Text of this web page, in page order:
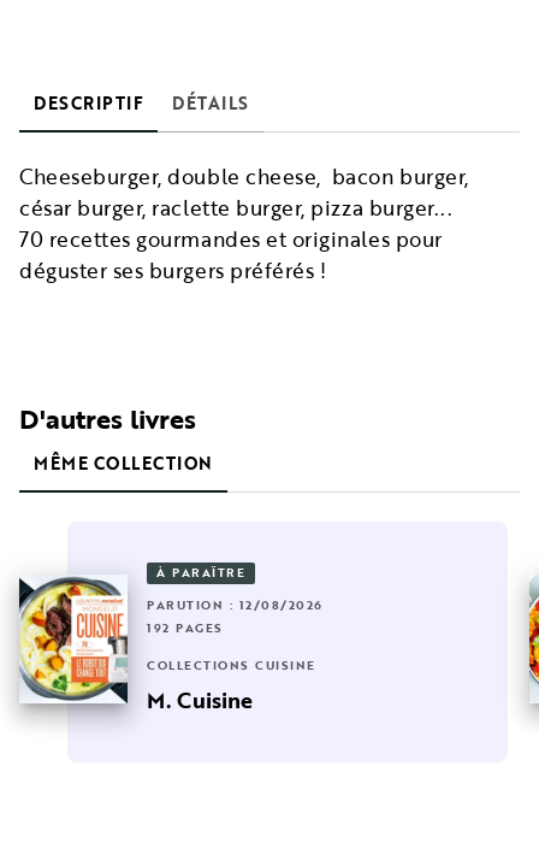
DESCRIPTIF DÉTAILS
Cheeseburger, double cheese, bacon burger,
césar burger, raclette burger, pizza burger...
70 recettes gourmandes et originales pour
déguster ses burgers préférés !
D'autres livres
MÊME COLLECTION
À PARAÎTRE
PARUTION : 12/08/2026
192 PAGES
COLLECTIONS CUISINE
M. Cuisine